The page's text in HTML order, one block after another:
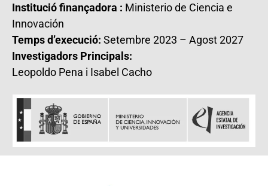
Institució finançadora : Ministerio de Ciencia e
Innovación
Temps d’execució: Setembre 2023 – Agost 2027
Investigadors Principals:
Leopoldo Pena i Isabel Cacho